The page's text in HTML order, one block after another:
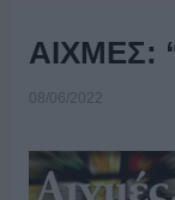
ΑΙΧΜΕΣ:
08/06/2022